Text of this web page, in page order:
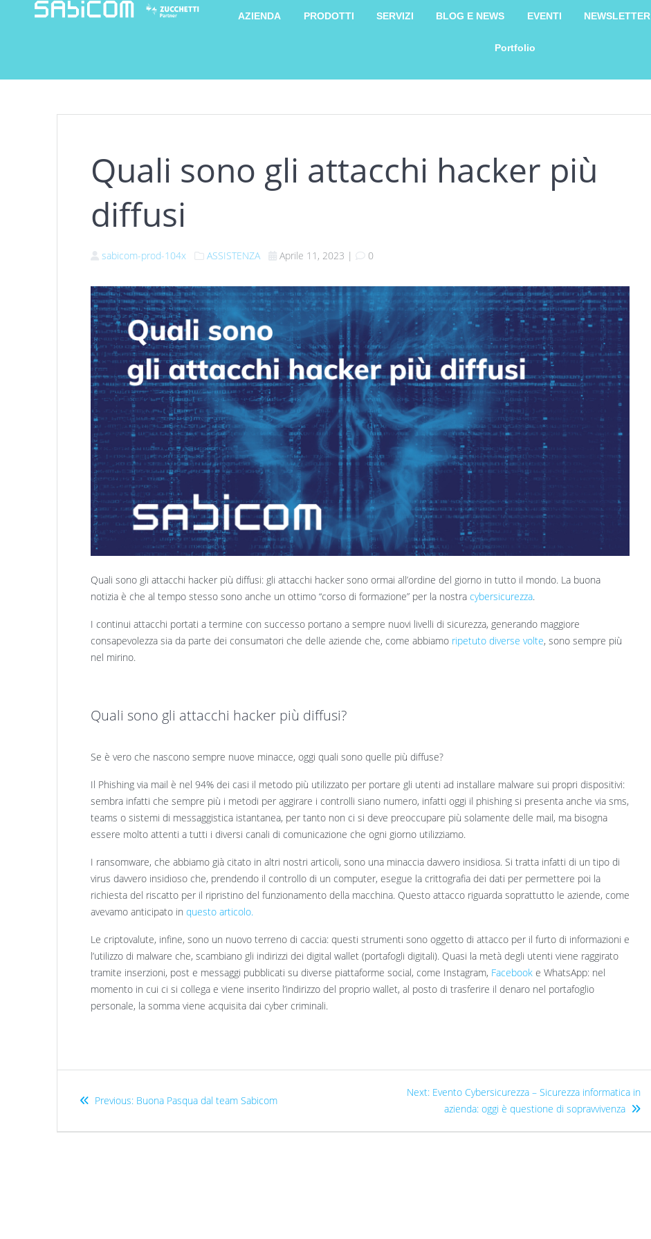
AZIENDA PRODOTTI SERVIZI BLOG E NEWS EVENTI NEWSLETTER
Portfolio
Quali sono gli attacchi hacker più
diffusi
sabicom-prod-104x ASSISTENZA Aprile 11, 2023 | 0
Quali sono gli attacchi hacker più diffusi: gli attacchi hacker sono ormai all’ordine del giorno in tutto il mondo. La buona
notizia è che al tempo stesso sono anche un ottimo “corso di formazione” per la nostracybersicurezza.
I continui attacchi portati a termine con successo portano a sempre nuovi livelli di sicurezza, generando maggiore
consapevolezza sia da parte dei consumatori che delle aziende che, come abbiamo ripetuto diverse volte, sono sempre più
nel mirino.
Quali sono gli attacchi hacker più diffusi?
Se è vero che nascono sempre nuove minacce, oggi quali sono quelle più diffuse?
Il Phishing via mail è nel 94% dei casi il metodo più utilizzato per portare gli utenti ad installare malware sui propri dispositivi:
sembra infatti che sempre più i metodi per aggirare i controlli siano numero, infatti oggi il phishing si presenta anche via sms,
teams o sistemi di messaggistica istantanea, per tanto non ci si deve preoccupare più solamente delle mail, ma bisogna
essere molto attenti a tutti i diversi canali di comunicazione che ogni giorno utilizziamo.
I ransomware, che abbiamo già citato in altri nostri articoli, sono una minaccia davvero insidiosa. Si tratta infatti di un tipo di
virus davvero insidioso che, prendendo il controllo di un computer, esegue la crittografia dei dati per permettere poi la
richiesta del riscatto per il ripristino del funzionamento della macchina. Questo attacco riguarda soprattutto le aziende, come
avevamo anticipato inquesto articolo.
Le criptovalute, infine, sono un nuovo terreno di caccia: questi strumenti sono oggetto di attacco per il furto di informazioni e
l’utilizzo di malware che, scambiano gli indirizzi dei digital wallet (portafogli digitali). Quasi la metà degli utenti viene raggirato
tramite inserzioni, post e messaggi pubblicati su diverse piattaforme social, come Instagram, Facebook e WhatsApp: nel
momento in cui ci si collega e viene inserito l’indirizzo del proprio wallet, al posto di trasferire il denaro nel portafoglio
personale, la somma viene acquisita dai cyber criminali.
Previous: Buona Pasqua dal team Sabicom
Next: Evento Cybersicurezza – Sicurezza informatica in
azienda: oggi è questione di sopravvivenza